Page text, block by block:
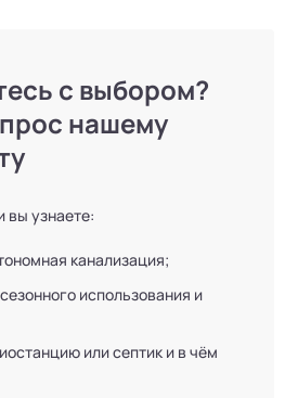
с выбором?
нашему
вы узнаете:
канализация;
использования и
или септик и в чём